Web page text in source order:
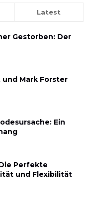
Latest
Gestorben: Der
Mark Forster
Ein
Perfekte
und Flexibilität